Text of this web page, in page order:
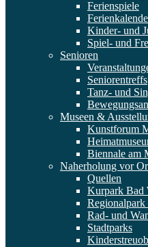
Ferienspiele
Kinder- und
Spiel- und
Senioren
Seniorentreffs
Tanz- und
Museen &
Kunstforum
Biennale am
Naherholung vor
Quellen
Kurpark Bad
Rad- und
Stadtparks